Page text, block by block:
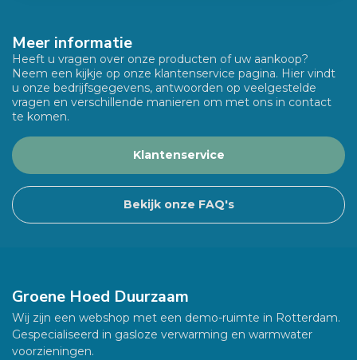
Meer informatie
Heeft u vragen over onze producten of uw aankoop?
Neem een kijkje op onze klantenservice pagina. Hier vindt
u onze bedrijfsgegevens, antwoorden op veelgestelde
vragen en verschillende manieren om met ons in contact
te komen.
Klantenservice
Bekijk onze FAQ's
Groene Hoed Duurzaam
Wij zijn een webshop met een demo-ruimte in Rotterdam.
Gespecialiseerd in gasloze verwarming en warmwater
voorzieningen.